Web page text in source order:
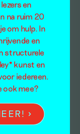
en
na ruim 20
om hulp. In
en
structurele
kunst en
iedereen.
ook mee?